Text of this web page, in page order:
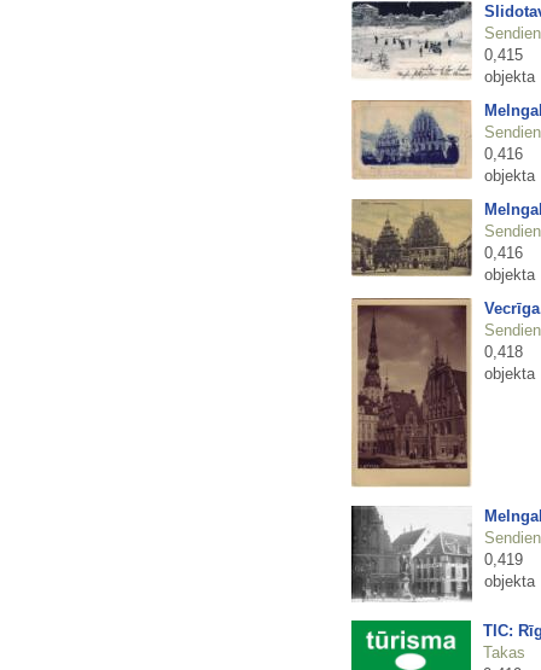
objekta
objekta
objekta
objekta
objekta
TIC:
Takas